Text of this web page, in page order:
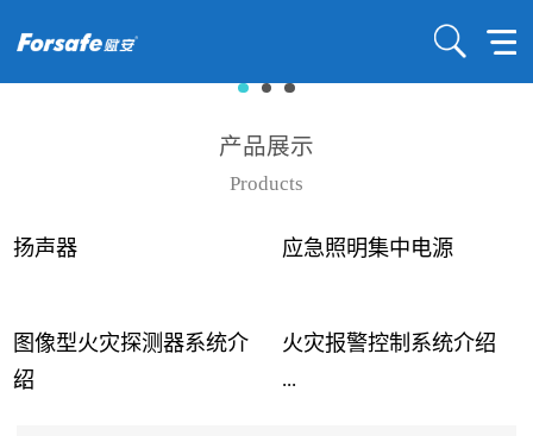
产品展示
Products
扬声器 应急照明集中电源
图像型火灾探测器系统介
绍
...
火灾报警控制系统介绍
...